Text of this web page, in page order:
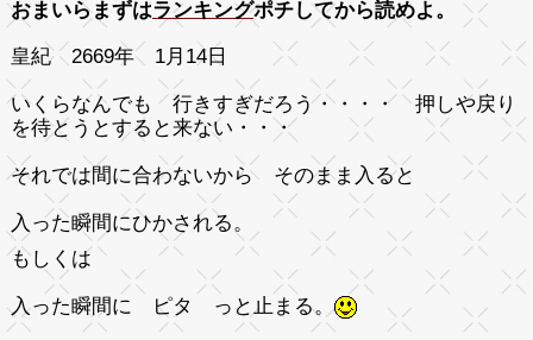
おまいらまずはランキングポチしてから読めよ。
皇紀 2669年 1月14日
いくらなんでも 行きすぎだろう・・・・ 押しや戻り
を待とうとすると来ない・・・
それでは間に合わないから そのまま入ると
入った瞬間にひかされる。
もしくは
入った瞬間に ピタ っと止まる。